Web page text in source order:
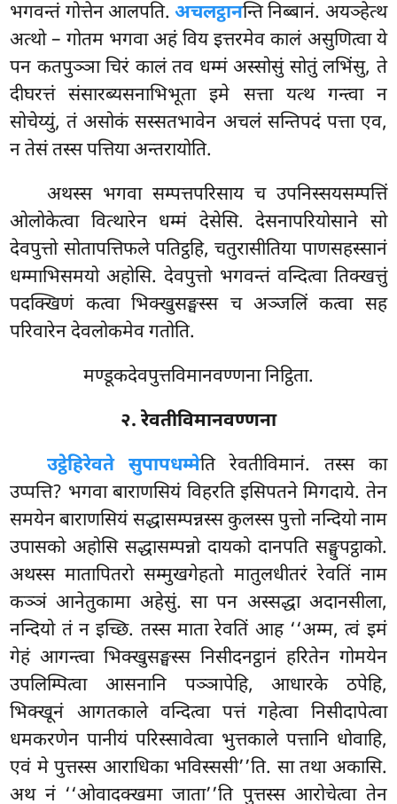
भगवन्तं गोत्तेन आलपति.अचलट्ठानन्ति निब्बानं. अयञ्हेत्थ
अत्थो – गोतम भगवा अहं विय इत्तरमेव कालं असुणित्वा ये
पन कतपुञ्ञा चिरं कालं तव धम्मं अस्सोसुं सोतुं लभिंसु, ते
दीघरत्तं संसारब्यसनाभिभूता इमे सत्ता यत्थ गन्त्वा न
सोचेय्युं, तं असोकं सस्सतभावेन अचलं सन्तिपदं पत्ता एव,
न तेसं तस्स पत्तिया अन्तरायोति.
अथस्स भगवा सम्पत्तपरिसाय च उपनिस्सयसम्पत्तिं
ओलोकेत्वा वित्थारेन धम्मं देसेसि. देसनापरियोसाने सो
देवपुत्तो सोतापत्तिफले पतिट्ठहि, चतुरासीतिया पाणसहस्सानं
धम्माभिसमयो अहोसि. देवपुत्तो भगवन्तं वन्दित्वा तिक्खत्तुं
पदक्खिणं कत्वा भिक्खुसङ्घस्स च अञ्जलिं कत्वा सह
परिवारेन देवलोकमेव गतोति.
मण्डूकदेवपुत्तविमानवण्णना निट्ठिता.
२. रेवतीविमानवण्णना
उट्ठेहिरेवते सुपापधम्मेति रेवतीविमानं. तस्स का
उप्पत्ति? भगवा बाराणसियं विहरति इसिपतने मिगदाये. तेन
समयेन बाराणसियं सद्धासम्पन्नस्स कुलस्स पुत्तो नन्दियो नाम
उपासको अहोसि सद्धासम्पन्नो दायको दानपति सङ्घुपट्ठाको.
अथस्स मातापितरोसम्मुखगेहतो मातुलधीतरं रेवतिं नाम
कञ्ञं आनेतुकामा अहेसुं. सा पन अस्सद्धा अदानसीला,
नन्दियो तं न इच्छि. तस्स माता रेवतिं आह ‘‘अम्म, त्वं इमं
गेहं आगन्त्वा भिक्खुसङ्घस्स निसीदनट्ठानं हरितेन गोमयेन
उपलिम्पित्वा आसनानि पञ्ञापेहि, आधारके ठपेहि,
भिक्खूनं आगतकाले वन्दित्वा पत्तं गहेत्वा निसीदापेत्वा
धमकरणेन पानीयं परिस्सावेत्वा भुत्तकाले पत्तानि धोवाहि,
एवं मे पुत्तस्स आराधिका भविस्ससी’’ति. सा तथा अकासि.
अथ नं ‘‘ओवादक्खमा जाता’’ति पुत्तस्स आरोचेत्वा तेन